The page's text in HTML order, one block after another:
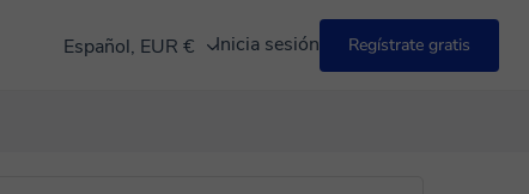
Español, EUR € Inicia sesión Regístrate gratis